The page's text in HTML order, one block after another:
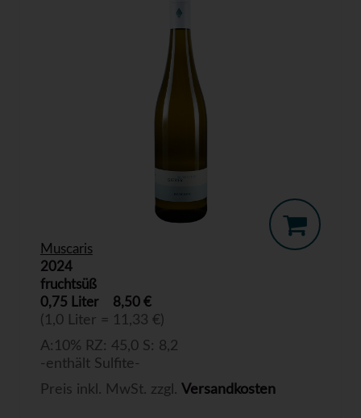
Muscaris
2024
fruchtsüß
0,75 Liter
8,50 €
(1,0 Liter = 11,33 €)
A:10% RZ: 45,0 S: 8,2
-enthält Sulfite-
Preis inkl. MwSt. zzgl. Versandkosten